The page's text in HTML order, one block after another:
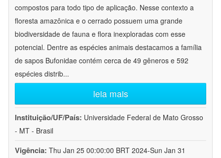
compostos para todo tipo de aplicação. Nesse contexto a
floresta amazônica e o cerrado possuem uma grande
biodiversidade de fauna e flora inexploradas com esse
potencial. Dentre as espécies animais destacamos a família
de sapos Bufonidae contém cerca de 49 gêneros e 592
espécies distrib...
leia mais
Instituição/UF/País: Universidade Federal de Mato Grosso
- MT - Brasil
Vigência: Thu Jan 25 00:00:00 BRT 2024-Sun Jan 31